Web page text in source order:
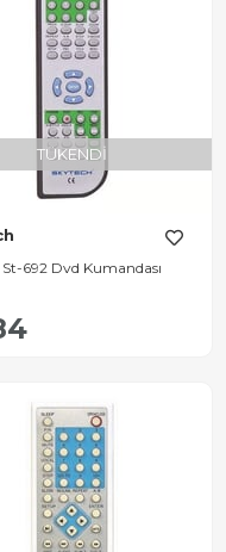
TÜKENDI
692 Dvd Kumandası